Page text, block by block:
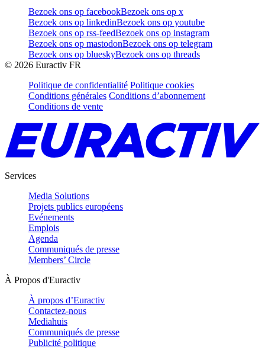
Bezoek ons op facebookBezoek ons op x
Bezoek ons op linkedinBezoek ons op youtube
Bezoek ons op rss-feedBezoek ons op instagram
Bezoek ons op mastodonBezoek ons op telegram
Bezoek ons op blueskyBezoek ons op threads
© 2026 Euractiv FR
Politique de confidentialité Politique cookies
Conditions générales Conditions d’abonnement
Conditions de vente
Services
Media Solutions
Projets publics européens
Evénements
Emplois
Agenda
Communiqués de presse
Members’ Circle
À Propos d'Euractiv
À propos d’Euractiv
Contactez-nous
Mediahuis
Communiqués de presse
Publicité politique